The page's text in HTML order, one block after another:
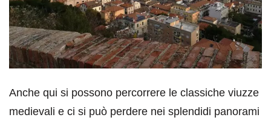
Anche qui si possono percorrere le classiche viuzze
medievali e ci si può perdere nei splendidi panorami